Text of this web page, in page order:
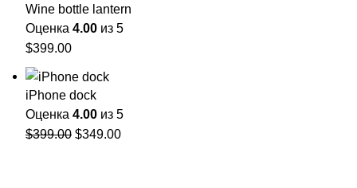
Wine bottle lantern
Оценка 4.00 из 5
$399.00
iPhone dock
Оценка 4.00 из 5
$399.00 Первоначальная
$349.00Текущая